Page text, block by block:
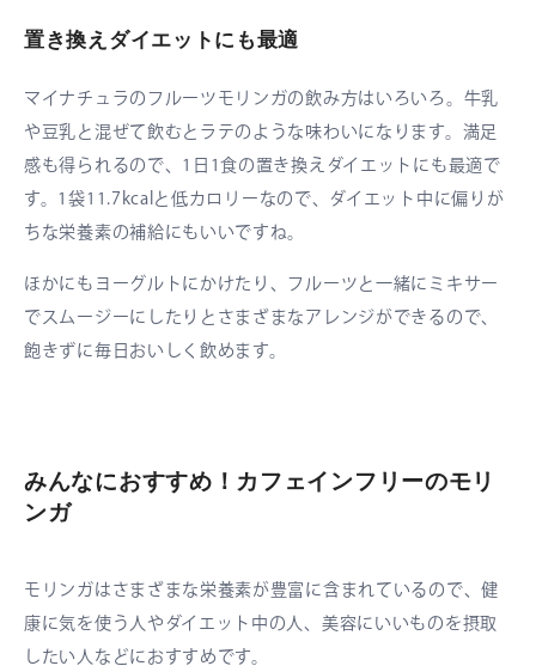
置き換えダイエットにも最適
マイナチュラのフルーツモリンガの飲み方はいろいろ。牛乳
や豆乳と混ぜて飲むとラテのような味わいになります。満足
感も得られるので、1日1食の置き換えダイエットにも最適で
す。1袋11.7kcalと低カロリーなので、ダイエット中に偏りが
ちな栄養素の補給にもいいですね。
ほかにもヨーグルトにかけたり、フルーツと一緒にミキサー
でスムージーにしたりとさまざまなアレンジができるので、
飽きずに毎日おいしく飲めます。
みんなにおすすめ！カフェインフリーのモリ
ンガ
モリンガはさまざまな栄養素が豊富に含まれているので、健
康に気を使う人やダイエット中の人、美容にいいものを摂取
したい人などにおすすめです。